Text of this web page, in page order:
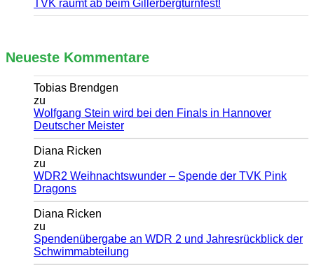
TVK räumt ab beim Gillerbergturnfest!
Neueste Kommentare
Tobias Brendgen
zu
Wolfgang Stein wird bei den Finals in Hannover
Deutscher Meister
Diana Ricken
zu
WDR2 Weihnachtswunder – Spende der TVK Pink
Dragons
Diana Ricken
zu
Spendenübergabe an WDR 2 und Jahresrückblick der
Schwimmabteilung